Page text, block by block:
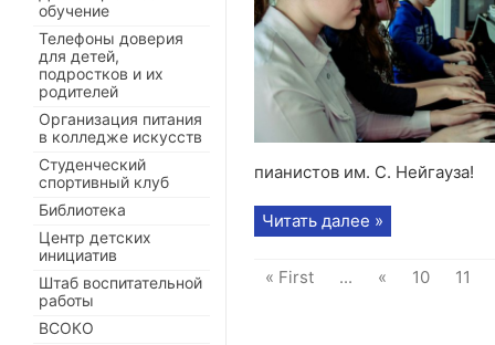
пианистов им. С. Нейгауза!
Читать далее »
« First ... « 10 11
обучение
Телефоны доверия
для детей,
подростков и их
родителей
Организация питания
в колледже искусств
Студенческий
спортивный клуб
Библиотека
Центр детских
инициатив
Штаб воспитательной
работы
ВСОКО